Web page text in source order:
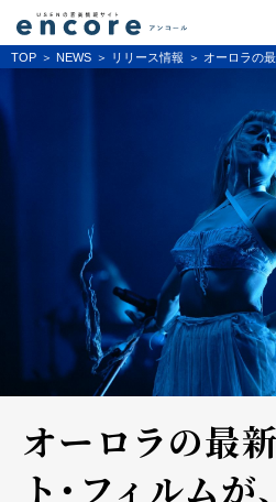
TOP NEWS リリース情報 オーロラの
オーロラの最
ト・フィルムが